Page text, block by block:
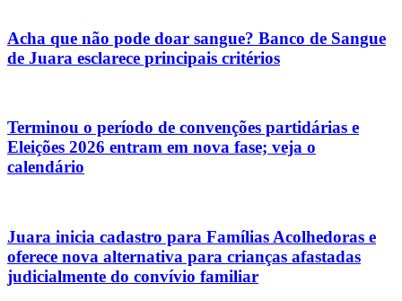
Acha que não pode doar sangue? Banco de Sangue
de Juara esclarece principais critérios
Terminou o período de convenções partidárias e
Eleições 2026 entram em nova fase; veja o
calendário
Juara inicia cadastro para Famílias Acolhedoras e
oferece nova alternativa para crianças afastadas
judicialmente do convívio familiar